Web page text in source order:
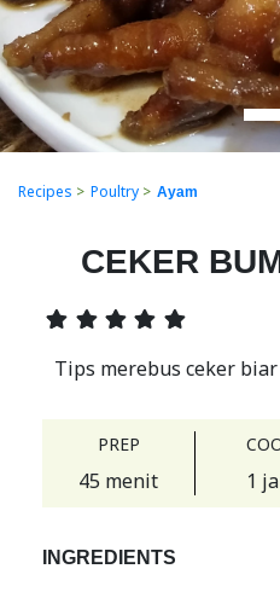
Recipes > Poultry > Ayam
CEKER
Tips merebus ceker
PREP
45 menit 1
INGREDIENTS